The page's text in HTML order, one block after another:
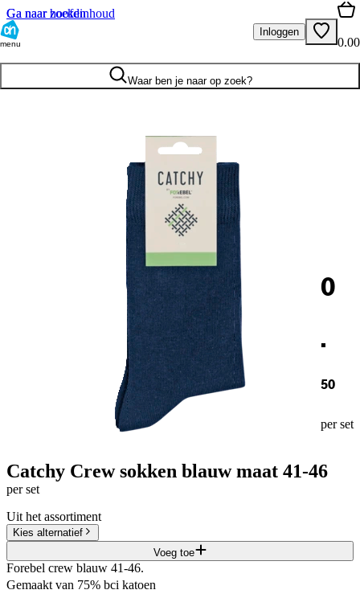
Ga naar hoofdinhoud
Ga naar zoeken
menu
Inloggen
0.00
Waar ben je naar op zoek?
0
.
50
per set
Catchy Crew sokken blauw maat 41-46
per set
Uit het assortiment
Kies alternatief
Voeg toe
Forebel crew blauw 41-46.
Gemaakt van 75% bci katoen